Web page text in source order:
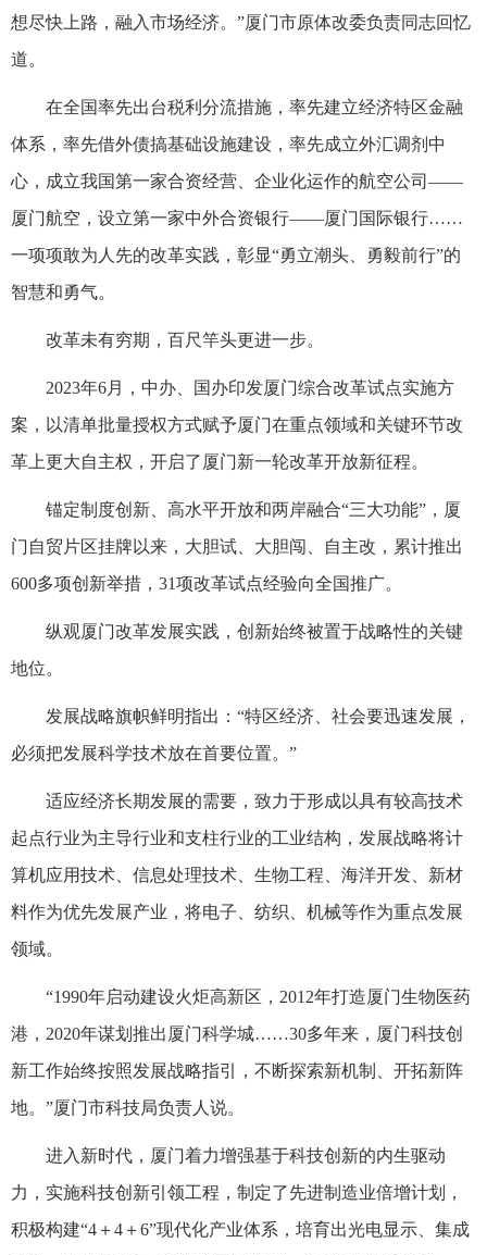
想尽快上路，融入市场经济。”厦门市原体改委负责同志回忆
道。
在全国率先出台税利分流措施，率先建立经济特区金融
体系，率先借外债搞基础设施建设，率先成立外汇调剂中
心，成立我国第一家合资经营、企业化运作的航空公司——
厦门航空，设立第一家中外合资银行——厦门国际银行……
一项项敢为人先的改革实践，彰显“勇立潮头、勇毅前行”的
智慧和勇气。
改革未有穷期，百尺竿头更进一步。
2023年6月，中办、国办印发厦门综合改革试点实施方
案，以清单批量授权方式赋予厦门在重点领域和关键环节改
革上更大自主权，开启了厦门新一轮改革开放新征程。
锚定制度创新、高水平开放和两岸融合“三大功能”，厦
门自贸片区挂牌以来，大胆试、大胆闯、自主改，累计推出
600多项创新举措，31项改革试点经验向全国推广。
纵观厦门改革发展实践，创新始终被置于战略性的关键
地位。
发展战略旗帜鲜明指出：“特区经济、社会要迅速发展，
必须把发展科学技术放在首要位置。”
适应经济长期发展的需要，致力于形成以具有较高技术
起点行业为主导行业和支柱行业的工业结构，发展战略将计
算机应用技术、信息处理技术、生物工程、海洋开发、新材
料作为优先发展产业，将电子、纺织、机械等作为重点发展
领域。
“1990年启动建设火炬高新区，2012年打造厦门生物医药
港，2020年谋划推出厦门科学城……30多年来，厦门科技创
新工作始终按照发展战略指引，不断探索新机制、开拓新阵
地。”厦门市科技局负责人说。
进入新时代，厦门着力增强基于科技创新的内生驱动
力，实施科技创新引领工程，制定了先进制造业倍增计划，
积极构建“4＋4＋6”现代化产业体系，培育出光电显示、集成